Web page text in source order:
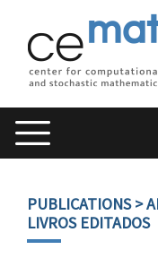
PUBLICATIONS>
LIVROS EDITADOS